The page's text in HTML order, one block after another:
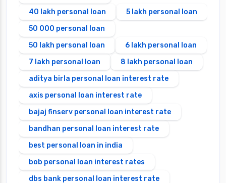
40 lakh personal loan
5 lakh personal loan
50 000 personal loan
50 lakh personal loan
6 lakh personal loan
7 lakh personal loan
8 lakh personal loan
aditya birla personal loan interest rate
axis personal loan interest rate
bajaj finserv personal loan interest rate
bandhan personal loan interest rate
best personal loan in india
bob personal loan interest rates
dbs bank personal loan interest rate